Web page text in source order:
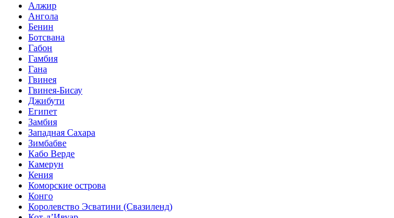
Алжир
Ангола
Бенин
Ботсвана
Габон
Гамбия
Гана
Гвинея
Гвинея-Бисау
Джибути
Египет
Замбия
Западная Сахара
Зимбабве
Кабо Верде
Камерун
Кения
Коморские острова
Конго
Королевство Эсватини (Свазиленд)